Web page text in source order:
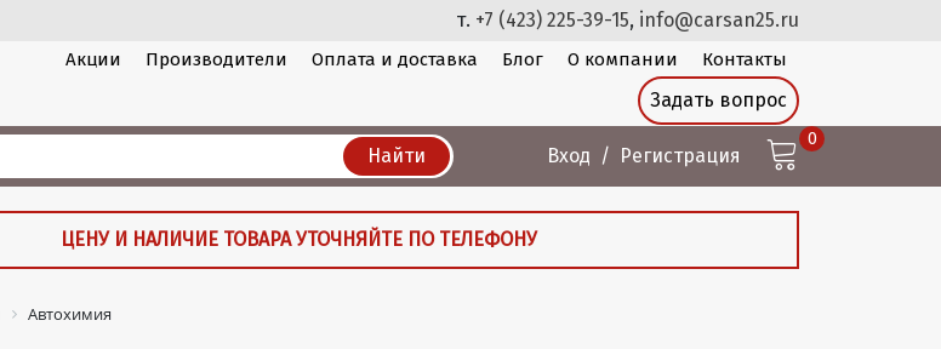
т. +7 (423) 225-39-15, info@carsan25.ru
Акции Производители Оплата и доставка Блог О компании Контакты
Задать вопрос
Найти Вход Регистрация
0
ЦЕНУ И НАЛИЧИЕ ТОВАРА УТОЧНЯЙТЕ ПО ТЕЛЕФОНУ
Автохимия